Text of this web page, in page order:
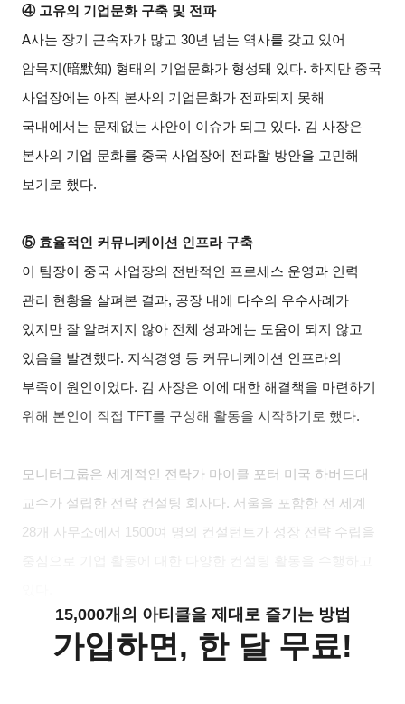
④고유의 기업문화 구축 및 전파
A사는 장기 근속자가 많고 30년 넘는 역사를 갖고 있어
암묵지(暗默知) 형태의 기업문화가 형성돼 있다. 하지만 중국
사업장에는 아직 본사의 기업문화가 전파되지 못해
국내에서는 문제없는 사안이 이슈가 되고 있다. 김 사장은
본사의 기업 문화를 중국 사업장에 전파할 방안을 고민해
보기로 했다.
⑤효율적인 커뮤니케이션 인프라 구축
이 팀장이 중국 사업장의 전반적인 프로세스 운영과 인력
관리 현황을 살펴본 결과, 공장 내에 다수의 우수사례가
있지만 잘 알려지지 않아 전체 성과에는 도움이 되지 않고
있음을 발견했다. 지식경영 등 커뮤니케이션 인프라의
부족이 원인이었다. 김 사장은 이에 대한 해결책을 마련하기
위해 본인이 직접 TFT를 구성해 활동을 시작하기로 했다.
모니터그룹은 세계적인 전략가 마이클 포터 미국 하버드대
교수가 설립한 전략 컨설팅 회사다. 서울을 포함한 전 세계
28개 사무소에서 1500여 명의 컨설턴트가 성장 전략 수립을
15,000개의 아티클을 제대로 즐기는 방법
가입하면, 한 달 무료!